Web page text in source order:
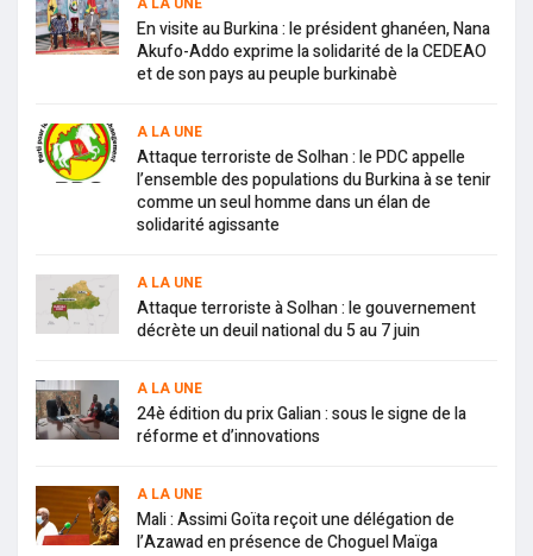
En visite au Burkina : le président ghanéen, Nana
Akufo-Addo exprime la solidarité de la CEDEAO
et de son pays au peuple burkinabè
A LA UNE
Attaque terroriste de Solhan : le PDC appelle
l’ensemble des populations du Burkina à se tenir
comme un seul homme dans un élan de
solidarité agissante
A LA UNE
Attaque terroriste à Solhan : le gouvernement
décrète un deuil national du 5 au 7 juin
A LA UNE
24è édition du prix Galian : sous le signe de la
réforme et d’innovations
A LA UNE
Mali : Assimi Goïta reçoit une délégation de
l’Azawad en présence de Choguel Maïga